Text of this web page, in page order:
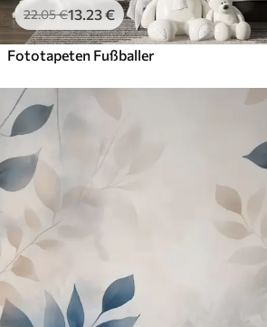
22.05€13.23€
Fototapeten Fußballer